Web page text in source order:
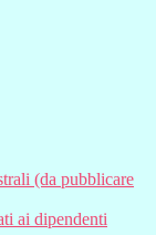
(da pubblicare
ai dipendenti